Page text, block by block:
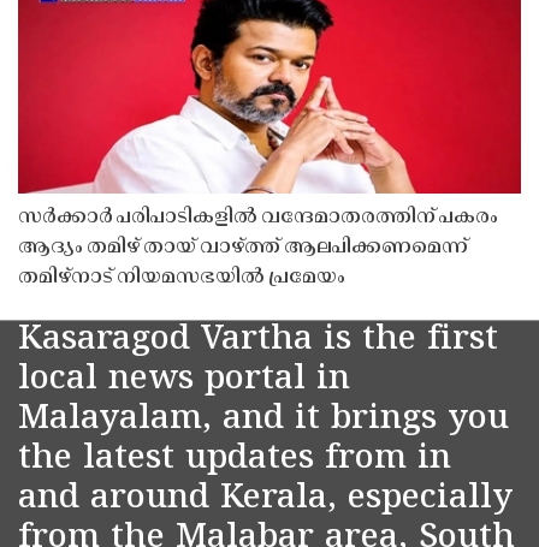
സർക്കാർ പരിപാടികളിൽ വന്ദേമാതരത്തിന് പകരം
ആദ്യം തമിഴ് തായ് വാഴ്ത്ത് ആലപിക്കണമെന്ന്
തമിഴ്നാട് നിയമസഭയിൽ പ്രമേയം
Kasaragod Vartha is the first
local news portal in
Malayalam, and it brings you
the latest updates from in
and around Kerala, especially